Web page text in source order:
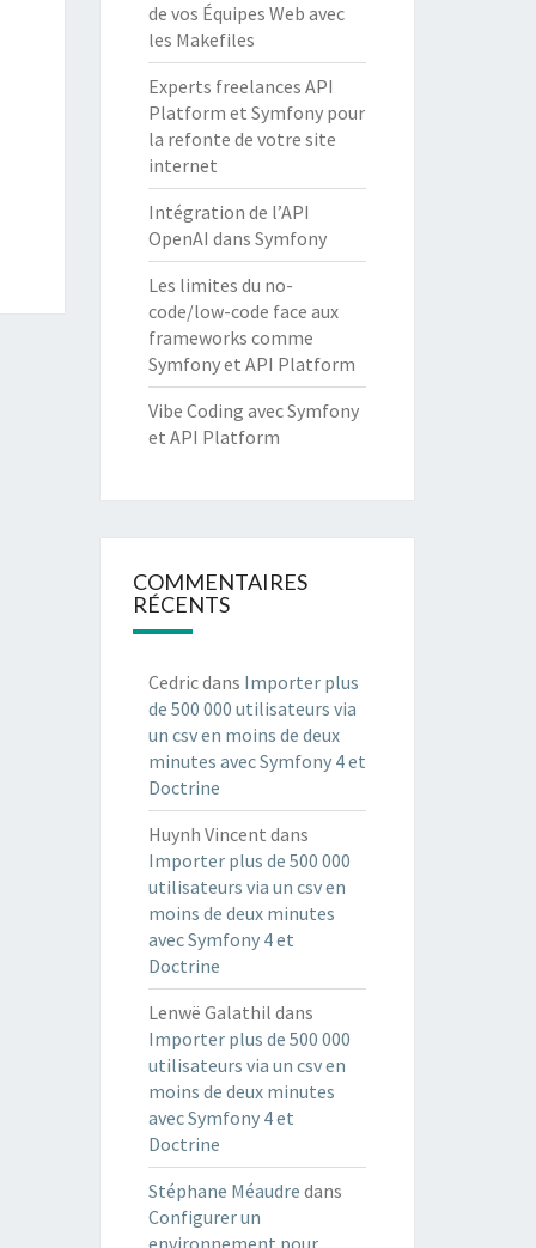
de vos Équipes Web avec
les Makefiles
Experts freelances API
Platform et Symfony pour
la refonte de votre site
internet
Intégration de l’API
OpenAI dans Symfony
Les limites du no-
code/low-code face aux
frameworks comme
Symfony et API Platform
Vibe Coding avec Symfony
et API Platform
COMMENTAIRES
RÉCENTS
Cedricdans Importer plus
de 500 000 utilisateurs via
un csv en moins de deux
minutes avec Symfony 4 et
Doctrine
Huynh Vincent dans
Importer plus de 500 000
utilisateurs via un csv en
moins de deux minutes
avec Symfony 4 et
Doctrine
Lenwë Galathil dans
Importer plus de 500 000
utilisateurs via un csv en
moins de deux minutes
avec Symfony 4 et
Doctrine
Stéphane Méaudre dans
Configurer un
environnement pour